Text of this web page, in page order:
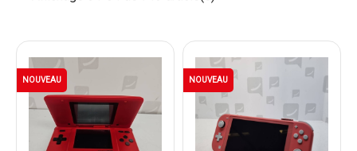
NOUVEAU NOUVEAU